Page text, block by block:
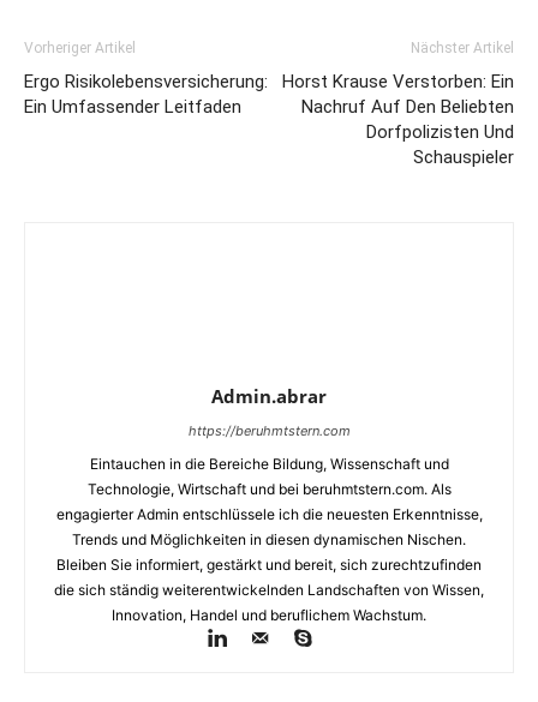
Vorheriger Artikel
Ergo Risikolebensversicherung:
Ein Umfassender Leitfaden
Nächster Artikel
Horst Krause Verstorben: Ein
Nachruf Auf Den Beliebten
Dorfpolizisten Und
Schauspieler
Admin.abrar
https://beruhmtstern.com
Eintauchen in die Bereiche Bildung, Wissenschaft und
Technologie, Wirtschaft und bei beruhmtstern.com. Als
engagierter Admin entschlüssele ich die neuesten Erkenntnisse,
Trends und Möglichkeiten in diesen dynamischen Nischen.
Bleiben Sie informiert, gestärkt und bereit, sich zurechtzufinden
die sich ständig weiterentwickelnden Landschaften von Wissen,
Innovation, Handel und beruflichem Wachstum.